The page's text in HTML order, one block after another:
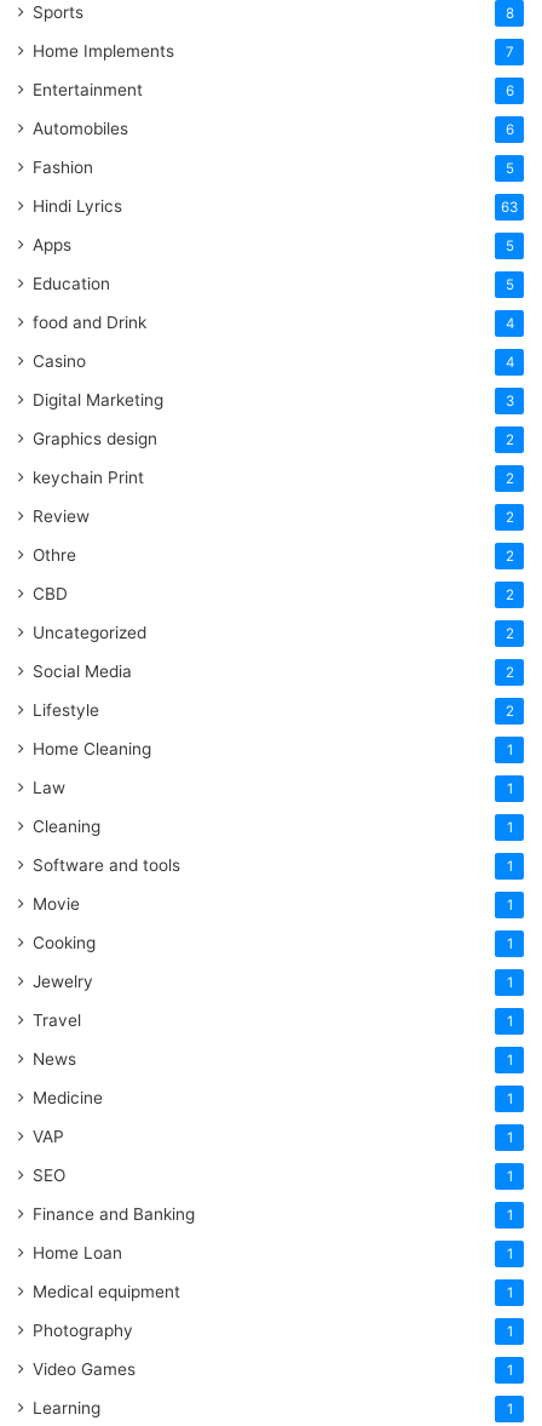
Sports 8
Home Implements 7
Entertainment 6
Automobiles 6
Fashion 5
Hindi Lyrics 63
Apps 5
Education 5
food and Drink 4
Casino 4
Digital Marketing 3
Graphics design 2
keychain Print 2
Review 2
Othre 2
CBD 2
Uncategorized 2
Social Media 2
Lifestyle 2
Home Cleaning 1
Law 1
Cleaning 1
Software and tools 1
Movie 1
Cooking 1
Jewelry 1
Travel 1
News 1
Medicine 1
VAP 1
SEO 1
Finance and Banking 1
Home Loan 1
Medical equipment 1
Photography 1
Video Games 1
Learning 1